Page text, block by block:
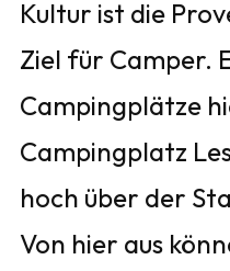
Kultur ist die
Ziel für Camper.
Campingplätze
Campingplatz
hoch über der
Von hier aus